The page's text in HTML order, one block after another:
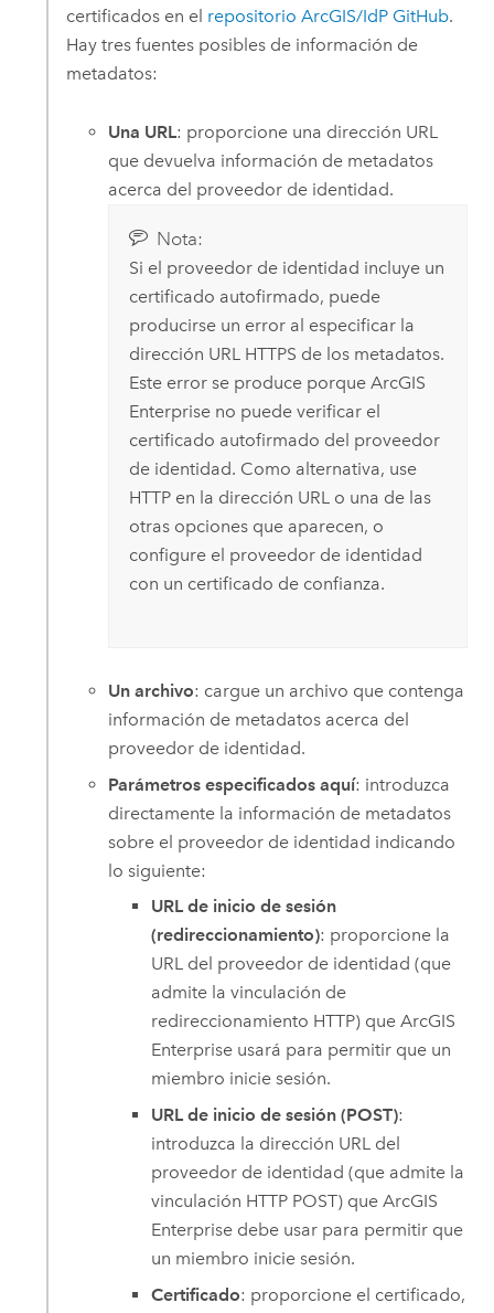
certificados en el repositorio ArcGIS/IdP GitHub.
Hay tres fuentes posibles de información de
metadatos:
Una URL: proporcione una dirección URL
que devuelva información de metadatos
acerca del proveedor de identidad.
Nota:
Si el proveedor de identidad incluye un
certificado autofirmado, puede
producirse un error al especificar la
dirección URL HTTPS de los metadatos.
Este error se produce porque ArcGIS
Enterpriseno puede verificar el
certificado autofirmado del proveedor
de identidad. Como alternativa, use
HTTP en la dirección URL o una de las
otras opciones que aparecen, o
configure el proveedor de identidad
con un certificado de confianza.
Un archivo: cargue un archivo que contenga
información de metadatos acerca del
proveedor de identidad.
Parámetros especificados aquí: introduzca
directamente la información de metadatos
sobre el proveedor de identidad indicando
lo siguiente:
URL de inicio de sesión
(redireccionamiento): proporcione la
URL del proveedor de identidad (que
admite la vinculación de
redireccionamiento HTTP) que ArcGIS
Enterpriseusará para permitir que un
miembro inicie sesión.
URL de inicio de sesión (POST):
introduzca la dirección URL del
proveedor de identidad (que admite la
vinculación HTTP POST) que ArcGIS
Enterprisedebe usar para permitir que
un miembro inicie sesión.
Certificado: proporcione el certificado,